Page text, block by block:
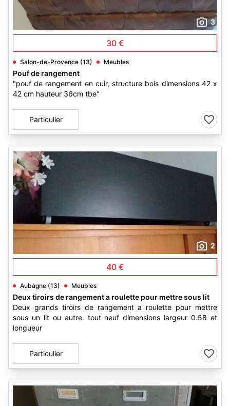
3
30 €
Salon-de-Provence (13) Meubles
Pouf de rangement
"pouf de rangement en cuir, structure bois dimensions 42 x
42 cm hauteur 36cm tbe"
Particulier
2
40 €
Aubagne (13) Meubles
Deux tiroirs de rangement a roulette pour mettre sous lit
Deux grands tiroirs de rangement a roulette pour mettre
sous un lit ou autre. tout neuf dimensions largeur 0.58 et
longueur
Particulier